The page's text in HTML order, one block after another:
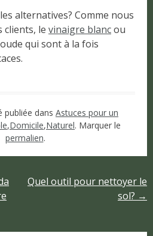
alternatives? Comme nous
clients, le vinaigre blancou
qui sont à la fois
publiée dans Astuces pour un
,Domicile,Naturel. Marquer le
permalien.
Quel outil pour nettoyer le
sol? →